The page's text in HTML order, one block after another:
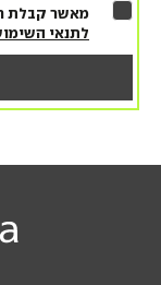
מאשר קבלת
לתנאי